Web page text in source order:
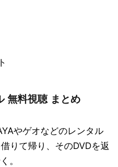
無料視聴 まとめ
やゲオなどのレンタル
りて帰り、そのDVDを返
。